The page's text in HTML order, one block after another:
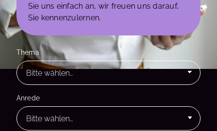
Sie uns einfach an, wir freuen uns darauf,
Sie kennenzulernen.
Thema
Anrede